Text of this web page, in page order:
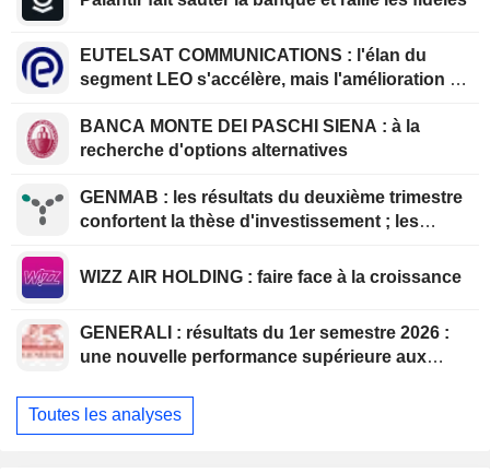
EUTELSAT COMMUNICATIONS : l'élan du
segment LEO s'accélère, mais l'amélioration de
BANCA MONTE DEI PASCHI SIENA : à la
recherche d'options alternatives
GENMAB : les résultats du deuxième trimestre
confortent la thèse d'investissement ; les
WIZZ AIR HOLDING : faire face à la croissance
GENERALI : résultats du 1er semestre 2026 :
une nouvelle performance supérieure aux
Toutes les analyses